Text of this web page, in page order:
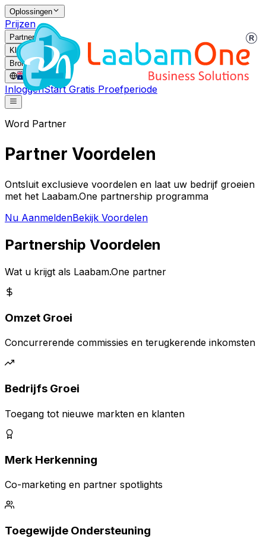
Oplossingen
Prijzen
Partners
Klanten
Bronnen
AU/
InloggenStart Gratis Proefperiode
Word Partner
Partner Voordelen
Ontsluit exclusieve voordelen en laat uw bedrijf groeien
met het Laabam.One partnership programma
Nu AanmeldenBekijk Voordelen
Partnership Voordelen
Wat u krijgt als Laabam.One partner
Omzet Groei
Concurrerende commissies en terugkerende inkomsten
Bedrijfs Groei
Toegang tot nieuwe markten en klanten
Merk Herkenning
Co-marketing en partner spotlights
Toegewijde Ondersteuning